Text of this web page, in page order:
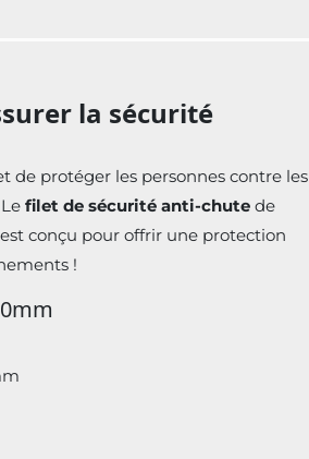
la sécurité
de protéger les personnes contre les
filet de sécurité anti-chute de
conçu pour offrir une protection
!